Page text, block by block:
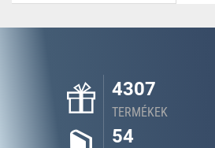
4307
TERMÉKEK
54